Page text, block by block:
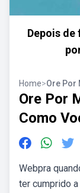
Depois
Home>Ore Por
Ore Por
Como
Webpra
ter cumprido